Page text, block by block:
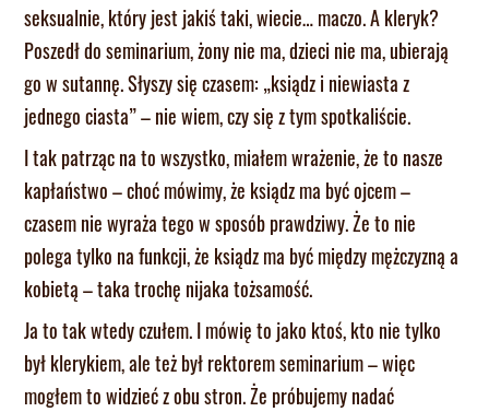
seksualnie, który jest jakiś taki, wiecie… maczo. A kleryk?
Poszedł do seminarium, żony nie ma, dzieci nie ma, ubierają
go w sutannę. Słyszy się czasem: „ksiądz i niewiasta z
jednego ciasta” – nie wiem, czy się z tym spotkaliście.
I tak patrząc na to wszystko, miałem wrażenie, że to nasze
kapłaństwo – choć mówimy, że ksiądz ma być ojcem –
czasem nie wyraża tego w sposób prawdziwy. Że to nie
polega tylko na funkcji, że ksiądz ma być między mężczyzną a
kobietą – taka trochę nijaka tożsamość.
Ja to tak wtedy czułem. I mówię to jako ktoś, kto nie tylko
był klerykiem, ale też był rektorem seminarium – więc
mogłem to widzieć z obu stron. Że próbujemy nadać